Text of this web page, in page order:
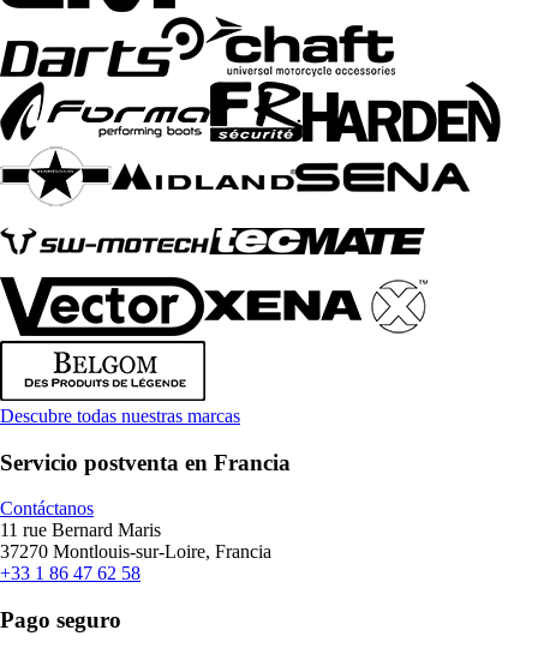
Descubre todas nuestras marcas
Servicio postventa en Francia
Contáctanos
11 rue Bernard Maris
37270 Montlouis-sur-Loire, Francia
+33 1 86 47 62 58
Pago seguro